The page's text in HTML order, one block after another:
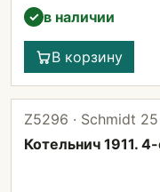
✓ в наличии
В корзину
Z5296 · Schmidt 25
Котельнич 1911.